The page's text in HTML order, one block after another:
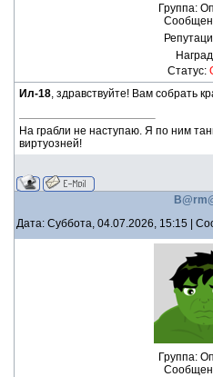
Группа:
Статус:
Ил-18, здравствуйте! Вам собрать
На грабли не наступаю. Я по ним
виртуозней!
Дата: Суббота, 04.07.2026, 15:15 |
Группа: